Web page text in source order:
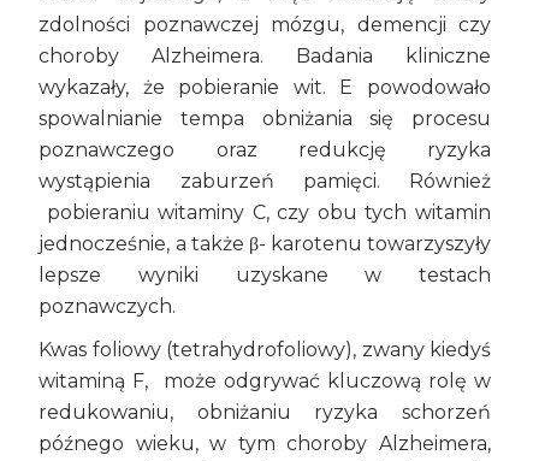
zdolności poznawczej mózgu, demencji czy
choroby Alzheimera. Badania kliniczne
wykazały, że pobieranie wit. E powodowało
spowalnianie tempa obniżania się procesu
poznawczego oraz redukcję ryzyka
wystąpienia zaburzeń pamięci. Również
pobieraniu witaminy C, czy obu tych witamin
jednocześnie, a także β- karotenu towarzyszyły
lepsze wyniki uzyskane w testach
poznawczych.
Kwas foliowy (tetrahydrofoliowy), zwany kiedyś
witaminą F, może odgrywać kluczową rolę w
redukowaniu, obniżaniu ryzyka schorzeń
późnego wieku, w tym choroby Alzheimera,